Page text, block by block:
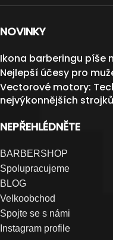
NOVINKY
Ikona barberingu píše
Nejlepší účesy pro
Vectorové motory:
nejvýkonnějších strojků
NEPŘEHLÉDNĚTE
BARBERSHOP
Spolupracujeme
BLOG
Velkoobchod
Spojte se s námi
Instagram profile